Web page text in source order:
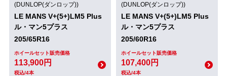
(DUNLOP(ダンロップ))
LE MANS V+(5+)LM5 Plus
ル・マン5プラス
205/65R16
ホイールセット販売価格
113,900円
税込/4本
(DUNLOP(ダンロップ))
LE MANS V+(5+)LM5 Plus
ル・マン5プラス
205/60R16
ホイールセット販売価格
107,400円
税込/4本